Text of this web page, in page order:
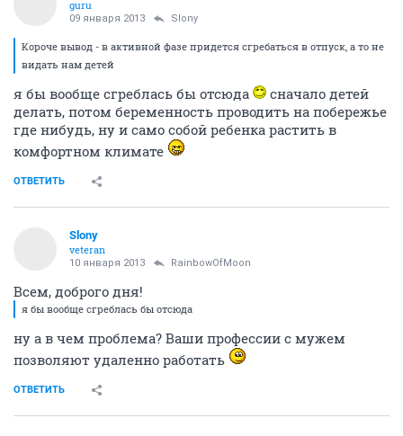
guru
09 января 2013 Slony
Короче вывод - в активной фазе придется сгребаться в отпуск, а то не
видать нам детей
я бы вообще сгреблась бы отсюда
сначало детей
делать, потом беременность проводить на побережье
где нибудь, ну и само собой ребенка растить в
комфортном климате
ОТВЕТИТЬ
Slony
veteran
10 января 2013 RainbowOfMoon
Всем, доброго дня!
я бы вообще сгреблась бы отсюда
ну а в чем проблема? Ваши профессии с мужем
позволяют удаленно работать
ОТВЕТИТЬ